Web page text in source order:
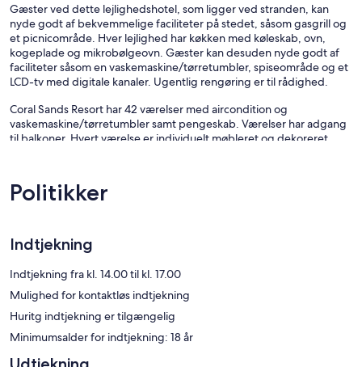
Gæster ved dette lejlighedshotel, som ligger ved stranden, kan
nyde godt af bekvemmelige faciliteter på stedet, såsom gasgrill og
et picnicområde. Hver lejlighed har køkken med køleskab, ovn,
kogeplade og mikrobølgeovn. Gæster kan desuden nyde godt af
faciliteter såsom en vaskemaskine/tørretumbler, spiseområde og et
LCD-tv med digitale kanaler. Ugentlig rengøring er til rådighed.
Coral Sands Resort har 42 værelser med aircondition og
vaskemaskine/tørretumbler samt pengeskab. Værelser har adgang
til balkoner. Hvert værelse er individuelt møbleret og dekoreret.
mikrobølgeovn og separat spiseområde. Badeværelserne omfatter
en kombination af bruser/badekar, gratis toiletartikler og hårtørrer.
kanalerkanaler. Værelserne kan desuden have kaffe-/temaskine og
Fritidsfaciliteterne på dette lejlighedshotel omfatter en udendørs
pool.
Politikker
Indtjekning
Indtjekning fra kl. 14.00 til kl. 17.00
Mulighed for kontaktløs indtjekning
Huritg indtjekning er tilgængelig
Minimumsalder for indtjekning: 18 år